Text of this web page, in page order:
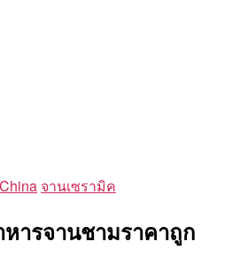
Categories
จานเซรามิค
ารจานชามราคาถูก